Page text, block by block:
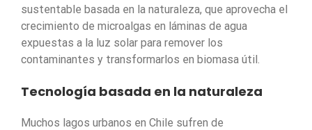
sustentable basada en la naturaleza, que aprovecha el
crecimiento de microalgas en láminas de agua
expuestas a la luz solar para remover los
contaminantes y transformarlos en biomasa útil.
Tecnología basada en la naturaleza
Muchos lagos urbanos en Chile sufren de